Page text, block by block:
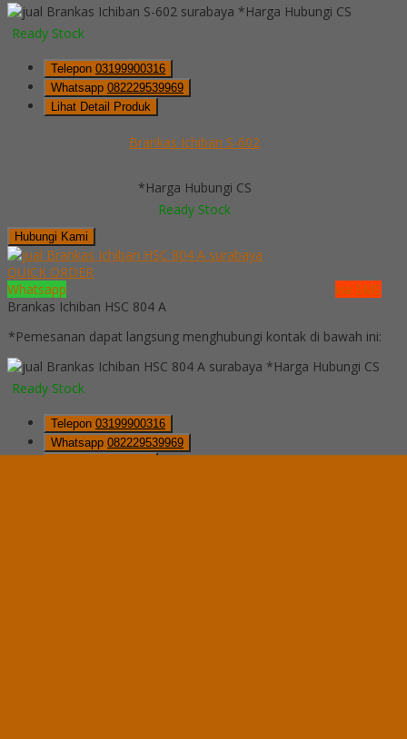
*Harga Hubungi CS
Ready Stock
Telepon 03199900316
Whatsapp 082229539969
Lihat Detail Produk
Brankas Ichiban S-602
*Harga Hubungi CS
Ready Stock
Hubungi Kami
QUICK ORDER
Whatsapp
via SMS
Brankas Ichiban HSC 804 A
*Pemesanan dapat langsung menghubungi kontak di bawah ini:
*Harga Hubungi CS
Ready Stock
Telepon 03199900316
Whatsapp 082229539969